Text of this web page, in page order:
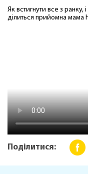
Як встигнути все з ранку,
ділиться прийомна мама
Поділитися: